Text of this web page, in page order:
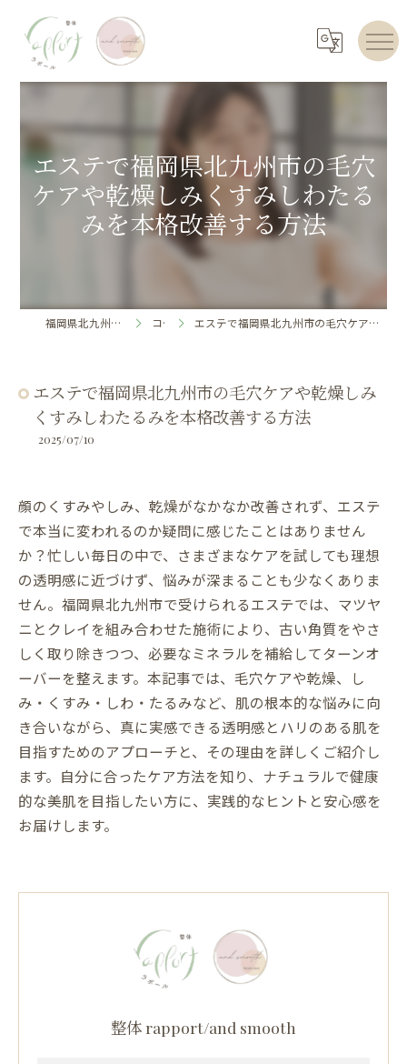
エステで福岡県北九州市の毛穴
ケアや乾燥しみくすみしわたる
みを本格改善する方法
福岡県北九州のエステならrapport コラム エステで福岡県北九州市の毛穴ケアや乾燥しみくすみしわたるみを本格改善する方法
エステで福岡県北九州市の毛穴ケアや乾燥しみ
くすみしわたるみを本格改善する方法
2025/07/10
顔のくすみやしみ、乾燥がなかなか改善されず、エステ
で本当に変われるのか疑問に感じたことはありません
か？忙しい毎日の中で、さまざまなケアを試しても理想
の透明感に近づけず、悩みが深まることも少なくありま
せん。福岡県北九州市で受けられるエステでは、マツヤ
ニとクレイを組み合わせた施術により、古い角質をやさ
しく取り除きつつ、必要なミネラルを補給してターンオ
ーバーを整えます。本記事では、毛穴ケアや乾燥、し
み・くすみ・しわ・たるみなど、肌の根本的な悩みに向
き合いながら、真に実感できる透明感とハリのある肌を
目指すためのアプローチと、その理由を詳しくご紹介し
ます。自分に合ったケア方法を知り、ナチュラルで健康
的な美肌を目指したい方に、実践的なヒントと安心感を
お届けします。
整体 rapport/and smooth